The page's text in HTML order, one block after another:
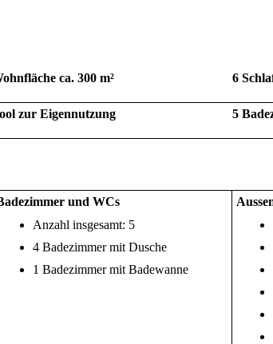
ca. 300 m² 6
zur Eigennutzung 5
und WCs
Anzahl insgesamt: 5
4 Badezimmer mit Dusche
1 Badezimmer mit Badewanne